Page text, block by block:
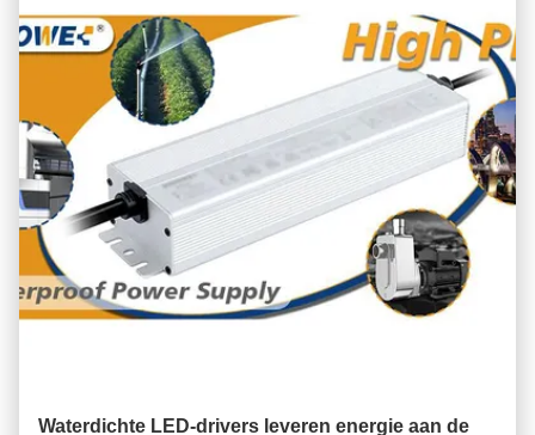
Waterdichte LED-drivers leveren energie aan de